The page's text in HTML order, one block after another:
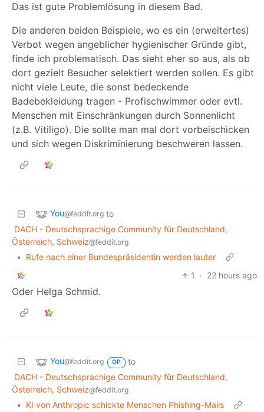
Das ist gute Problemlösung in diesem Bad.
Die anderen beiden Beispiele, wo es ein (erweitertes)
Verbot wegen angeblicher hygienischer Gründe gibt,
finde ich problematisch. Das sieht eher so aus, als ob
dort gezielt Besucher selektiert werden sollen. Es gibt
nicht viele Leute, die sonst bedeckende
Badebekleidung tragen - Profischwimmer oder evtl.
Menschen mit Einschränkungen durch Sonnenlicht
(z.B. Vitiligo). Die sollte man mal dort vorbeischicken
und sich wegen Diskriminierung beschweren lassen.
You@feddit.org to
DACH - Deutschsprachige Community für Deutschland,
Österreich, Schweiz@feddit.org
•
Rufe nach einer Bundespräsidentin werden lauter
1
· 22 hours ago
Oder Helga Schmid.
You@feddit.org OP
to
DACH - Deutschsprachige Community für Deutschland,
Österreich, Schweiz@feddit.org
•
KI von Anthropic schickte Menschen Phishing-Mails